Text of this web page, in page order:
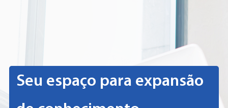
Seu espaço para expansão